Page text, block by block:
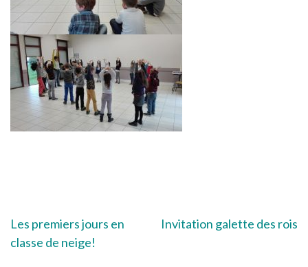
Navigation
de
Les premiers jours en
classe de neige!
Invitation galette des rois